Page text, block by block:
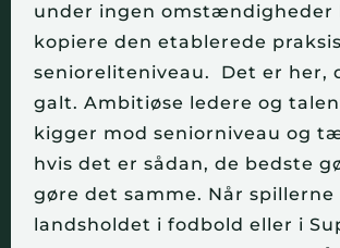
under ingen omstændigheder
kopiere den etablerede
senioreliteniveau. Det er her,
galt. Ambitiøse ledere og
kigger mod seniorniveau og
hvis det er sådan, de bedste
gøre det samme. Når spillerne
landsholdet i fodbold eller i